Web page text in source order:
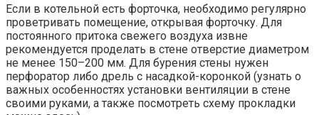
Если в котельной есть форточка, необходимо регулярно
проветривать помещение, открывая форточку. Для
постоянного притока свежего воздуха извне
рекомендуется проделать в стене отверстие диаметром
не менее 150–200 мм. Для бурения стены нужен
перфоратор либо дрель с насадкой-коронкой (узнать о
важных особенностях установки вентиляции в стене
своими руками, а также посмотреть схему прокладки